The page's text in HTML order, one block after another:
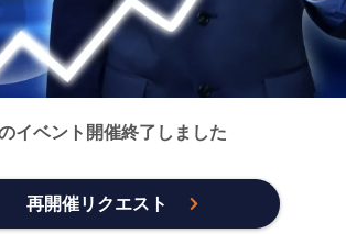
イベント開催終了しました
再開催リクエスト